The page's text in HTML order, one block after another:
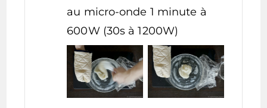
au micro-onde 1 minute à
600W (30s à 1200W)